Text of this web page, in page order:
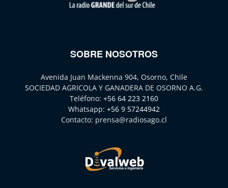
SOBRE NOSOTROS
Avenida Juan Mackenna 904, Osorno, Chile
SOCIEDAD AGRICOLA Y GANADERA DE OSORNO A.G.
Teléfono: +56 64 223 2160
Whatsapp: +56 9 57244942
Contacto: prensa@radiosago.cl